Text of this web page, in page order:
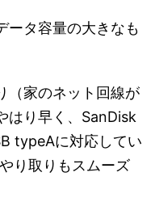
ータ容量の大きなも
（家のネット回線が
はり早く、SanDisk
typeAに対応してい
り取りもスムーズ